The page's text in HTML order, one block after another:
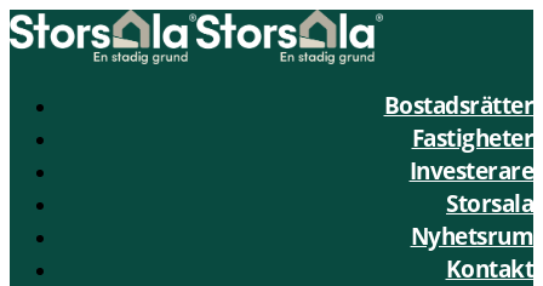
Bostadsrätter
Fastigheter
Investerare
Storsala
Nyhetsrum
Kontakt